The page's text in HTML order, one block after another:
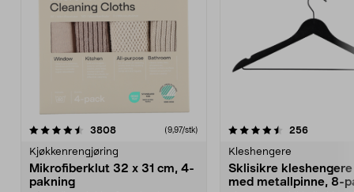
3808anmeldelser(9,97/stk)
Kjøkkenrengjøring
Mikrofiberklut 32 x 31 cm, 4-
pakning
4.5av 5 stjerner 256
Kleshengere
Sklisikre
med metallpinne, 8-
4.5av 5 stjerner